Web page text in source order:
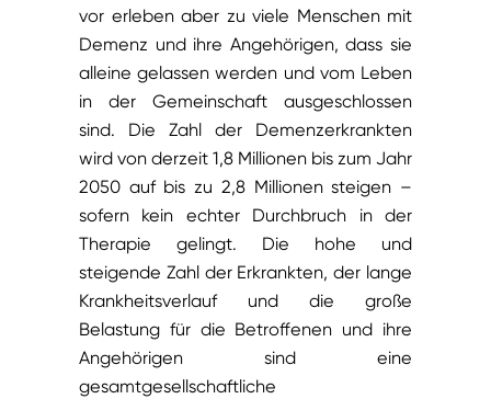
vor erleben aber zu viele Menschen mit
Demenz und ihre Angehörigen, dass sie
alleine gelassen werden und vom Leben
in der Gemeinschaft ausgeschlossen
sind. Die Zahl der Demenzerkrankten
wird von derzeit 1,8 Millionen bis zum Jahr
2050 auf bis zu 2,8 Millionen steigen –
sofern kein echter Durchbruch in der
Therapie gelingt. Die hohe und
steigende Zahl der Erkrankten, der lange
Krankheitsverlauf und die große
Belastung für die Betroffenen und ihre
Angehörigen sind eine
gesamtgesellschaftliche